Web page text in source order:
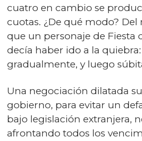
cuatro en cambio se
cuotas. ¿De qué modo? Del
que un personaje de Fiesta
decía haber ido a la
gradualmente, y luego
Una negociación dilatada
gobierno, para evitar un
bajo legislación extranjera,
afrontando todos los